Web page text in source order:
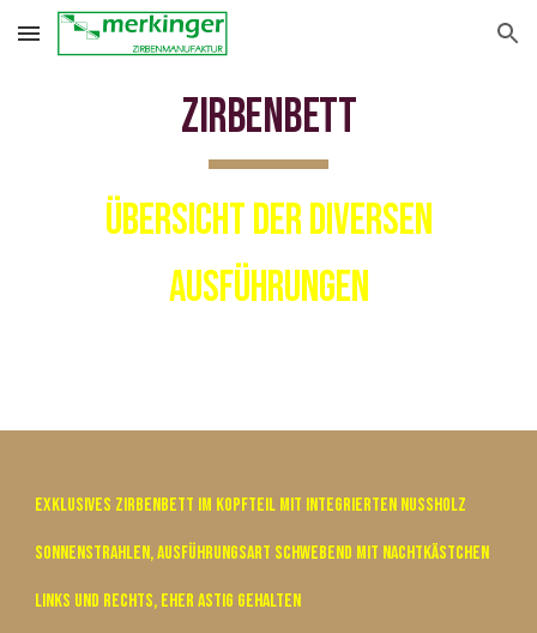
Skip to main content Skip to navigation
Zirbenbett
Übersicht der diversen
Ausführungen
Exklusives Zirbenbett im Kopfteil mit integrierten Nussholz
Sonnenstrahlen, Ausführungsart schwebend mit Nachtkästchen
Links und Rechts, eher Astig gehalten